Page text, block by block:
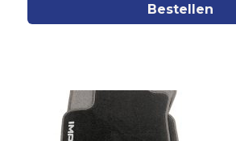
Bestellen